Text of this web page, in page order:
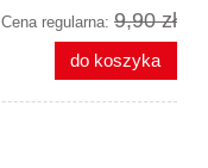
Cena regularna: 9,90 zł
do koszyka